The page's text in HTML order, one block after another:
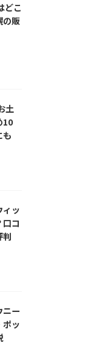
どこ
の販
土
10
も
ィッ
コ
判
ニー
ポッ